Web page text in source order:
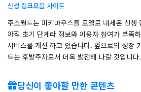
신생 링크모음 사이트
주소월드는 미키마우스를 모델로 내세운 신생
아직 초기 단계라 정보와 이용자 참여가 부족
서비스를 개선 하고 있습니다. 앞으로의 성장
드는 후발주자로서 더욱 발전해 나갈 것입니다.
당신이 좋아할 만한 콘텐츠